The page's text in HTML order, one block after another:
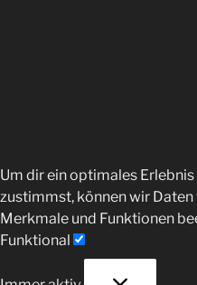
Um dir ein optimales
zustimmst, können wir
Merkmale und Funktionen
Funktional